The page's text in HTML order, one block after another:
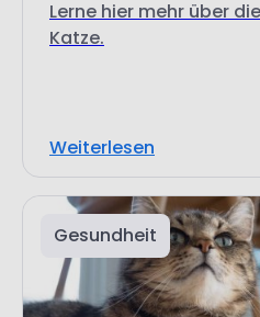
Gesundheit